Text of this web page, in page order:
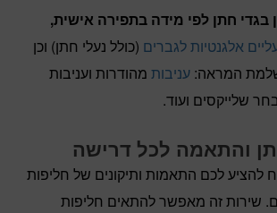
בגדי חתן לפי מידה בתפירה אישית,
אלגנטיות לגברים (כולל נעלי חתן) וכן
המראה: עניבות מהודרות ועניבות
שלייקסים ועוד.
והתאמה לכל דרישה
להציע לכם התאמות ותיקונים של חליפות
שירות זה מאפשר להתאים חליפות